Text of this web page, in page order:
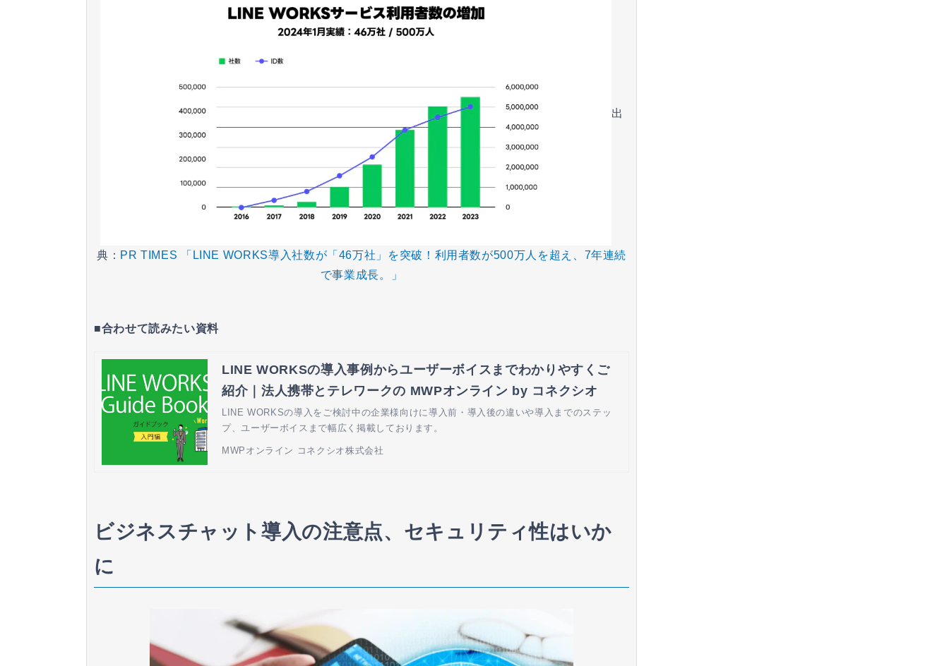
出
典： PR TIMES 「LINE WORKS導入社数が「46万社」を突破！利用者数が500万人を超え、7年連続
で事業成長。」
■合わせて読みたい資料
LINE WORKSの導入事例からユーザーボイスまでわかりやすくご
紹介｜法人携帯とテレワークの MWPオンライン by コネクシオ
LINE WORKSの導入をご検討中の企業様向けに導入前・導入後の違いや導入までのステッ
プ、ユーザーボイスまで幅広く掲載しております。
MWPオンライン コネクシオ株式会社
ビジネスチャット導入の注意点、セキュリティ性はいか
に